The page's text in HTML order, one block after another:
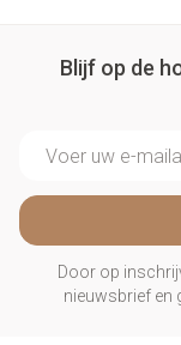
Blijf op de
Door op
nieuwsbrief en